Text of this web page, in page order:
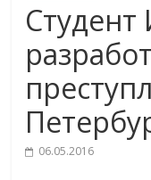
06.05.2016